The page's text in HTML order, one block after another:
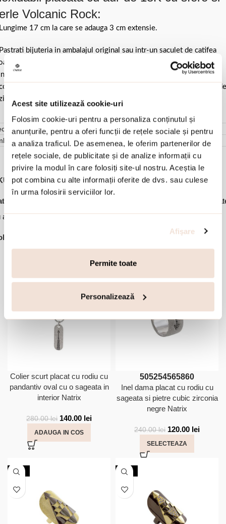
Acest site utilizează cookie-uri
Folosim cookie-uri pentru a personaliza conținutul și
anunțurile, pentru a oferi funcții de rețele sociale și pentru
a analiza traficul. De asemenea, le oferim partenerilor de
rețele sociale, de publicitate și de analize informații cu
privire la modul în care folosiți site-ul nostru. Aceștia le
pot combina cu alte informații oferite de dvs. sau culese
în urma folosirii serviciilor lor.
Afişare
Permite toate
Personalizează
Volcanic Rock:
17 cm la care se adauga 3 cm extensie.
bijuteria in ambalajul original sau intr-un saculet de catifea
pentru a evita frecarea sau lovirea de alte materiale. Evitati
cu apa si produsele cosmetice. Dupa fiecare purtare este
sa o lustruiti cu o laveta curata pentru a evita depunerea de
(0)
02X27-00512
,
Bratari
aur, Ofertele lunii
Accesorii din aceeasi colectie:
Colier scurt placat cu rodiu cu
pandantiv oval cu o sageata in
interior Natrix
280.00lei 140.00 lei
ADAUGA IN COS
505254565860
Inel dama placat cu rodiu cu
sageata si pietre cubic zirconia
negre Natrix
240.00lei 120.00 lei
SELECTEAZA
-50% -50%